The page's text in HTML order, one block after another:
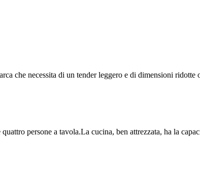
che necessita di un tender leggero e di dimensioni ridotte
persone a tavola.La cucina, ben attrezzata, ha la